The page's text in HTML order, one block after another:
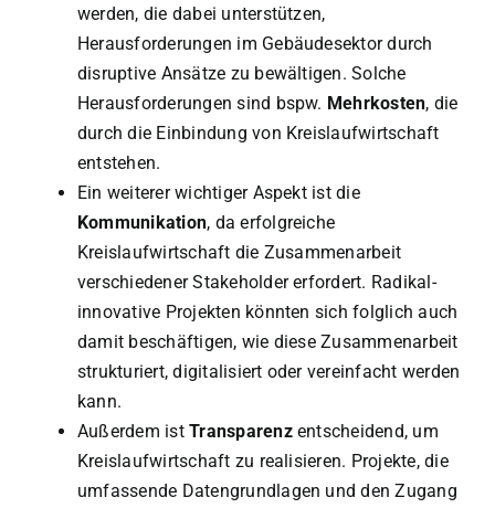
werden, die dabei unterstützen,
Herausforderungen im Gebäudesektor durch
disruptive Ansätze zu bewältigen. Solche
Herausforderungen sind bspw. Mehrkosten, die
durch die Einbindung von Kreislaufwirtschaft
entstehen.
Ein weiterer wichtiger Aspekt ist die
Kommunikation, da erfolgreiche
Kreislaufwirtschaft die Zusammenarbeit
verschiedener Stakeholder erfordert. Radikal-
innovative Projekten könnten sich folglich auch
damit beschäftigen, wie diese Zusammenarbeit
strukturiert, digitalisiert oder vereinfacht werden
kann.
Außerdem istTransparenzentscheidend, um
Kreislaufwirtschaft zu realisieren. Projekte, die
umfassende Datengrundlagen und den Zugang